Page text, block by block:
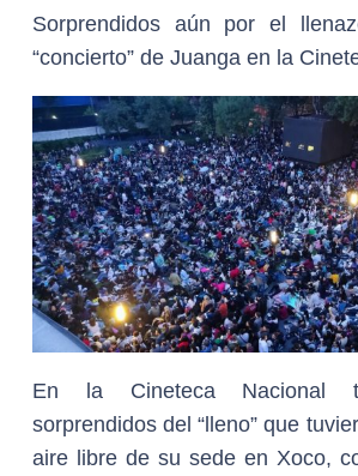
Sorprendidos aún por el
“concierto” de Juanga en la
En la Cineteca Nacional
sorprendidos del “lleno” que
aire libre de su sede en Xoco,